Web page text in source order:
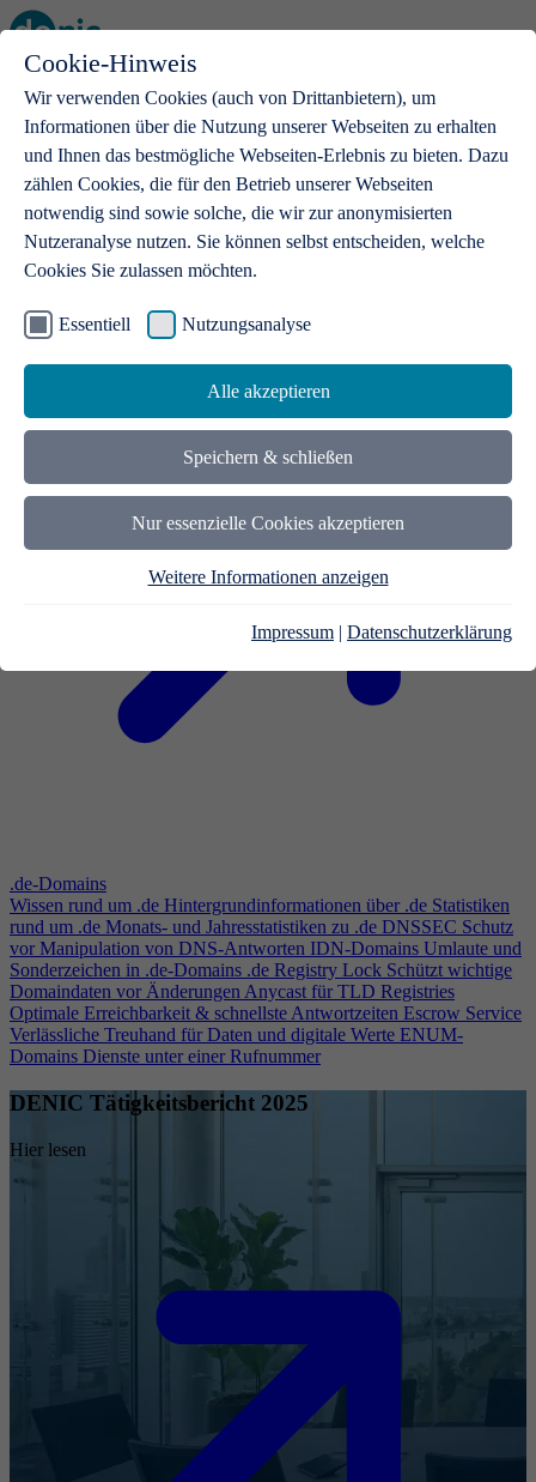
Cookie-Hinweis
Wir verwenden Cookies (auch von Drittanbietern), um
Informationen über die Nutzung unserer Webseiten zu erhalten
und Ihnen das bestmögliche Webseiten-Erlebnis zu bieten. Dazu
zählen Cookies, die für den Betrieb unserer Webseiten
notwendig sind sowie solche, die wir zur anonymisierten
Nutzeranalyse nutzen. Sie können selbst entscheiden, welche
Cookies Sie zulassen möchten.
Essentiell Nutzungsanalyse
Alle akzeptieren
Speichern & schließen
Nur essenzielle Cookies akzeptieren
Weitere Informationen anzeigen
Impressum | Datenschutzerklärung
Open main menu
.de-Domains
Mit einer .de-Domain erhalten Ideen eine Bühne
.de-Domains
Wissen rund um .de Hintergrundinformationen über .de Statistiken
rund um .de Monats- und Jahresstatistiken zu .de DNSSEC Schutz
vor Manipulation von DNS-Antworten IDN-Domains Umlaute und
Sonderzeichen in .de-Domains .de Registry Lock Schützt wichtige
Domaindaten vor ÄnderungenAnycast für TLD Registries
Optimale Erreichbarkeit & schnellste Antwortzeiten Escrow Service
Verlässliche Treuhand für Daten und digitale Werte ENUM-
Domains Dienste unter einer Rufnummer
DENIC Tätigkeitsbericht 2025
Hier lesen